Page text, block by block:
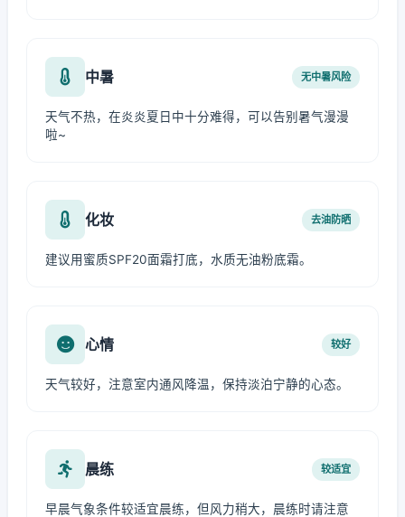
中暑 无中暑风险
天气不热，在炎炎夏日中十分难得，可以告别暑气漫漫
啦~
化妆 去油防晒
建议用蜜质SPF20面霜打底，水质无油粉底霜。
心情 较好
天气较好，注意室内通风降温，保持淡泊宁静的心态。
晨练 较适宜
早晨气象条件较适宜晨练，但风力稍大，晨练时请注意